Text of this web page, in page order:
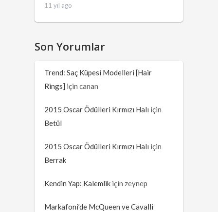
11 yıl ago
Son Yorumlar
Trend: Saç Küpesi Modelleri [Hair
Rings] içincanan
2015 Oscar Ödülleri Kırmızı Halı için
Betül
2015 Oscar Ödülleri Kırmızı Halı için
Berrak
Kendin Yap: Kalemlik için zeynep
Markafoni’de McQueen ve Cavalli